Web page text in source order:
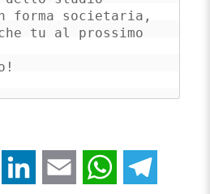
tu al prossimo
LinkedIn Email WhatsApp